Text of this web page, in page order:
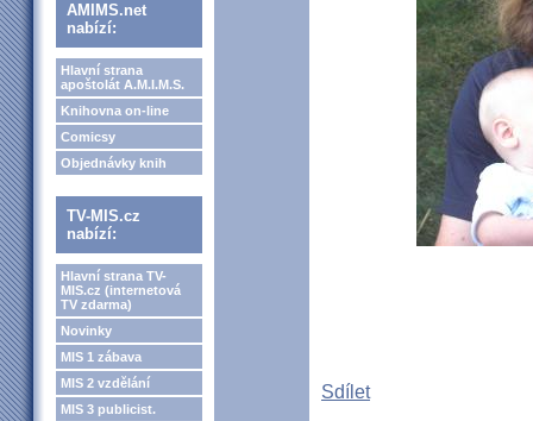
AMIMS.net
nabízí:
Hlavní strana
apoštolát A.M.I.M.S.
Knihovna on-line
Comicsy
Objednávky knih
TV-MIS.cz
nabízí:
Hlavní strana TV-
MIS.cz (internetová
TV zdarma)
Novinky
MIS 1 zábava
MIS 2 vzdělání
MIS 3 publicist.
Sdílet